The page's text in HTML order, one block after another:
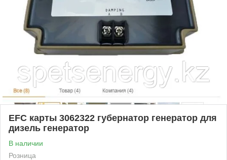
EFC карты 3062322 губернатор генератор для
дизель генератор
В наличии
Розница